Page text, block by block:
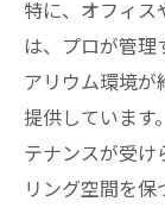
特に、オフィ
は、プロが管理
アリウム環境
提供していま
テナンスが受
リング空間を保